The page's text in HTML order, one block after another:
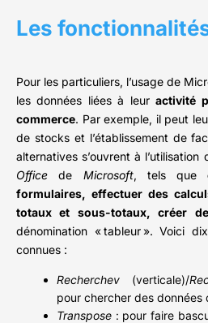
Les
Pour les particuliers, l’usage de
les données liées à leuractivité
commerce. Par exemple, il peut
de stocks et l’établissement de
alternatives s’ouvrent à
Office de Microsoft, tels que
formulaires, effectuer des
totaux et sous-totaux, créer
dénomination « tableur ». Voici
connues :
Recherchev (verticale)/
pour chercher des données
Transpose : pour faire